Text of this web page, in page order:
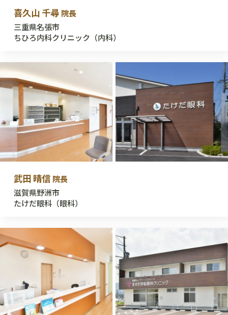
喜久山 千尋 院長
三重県名張市
ちひろ内科クリニック（内科）
武田 晴信 院長
滋賀県野洲市
たけだ眼科（眼科）